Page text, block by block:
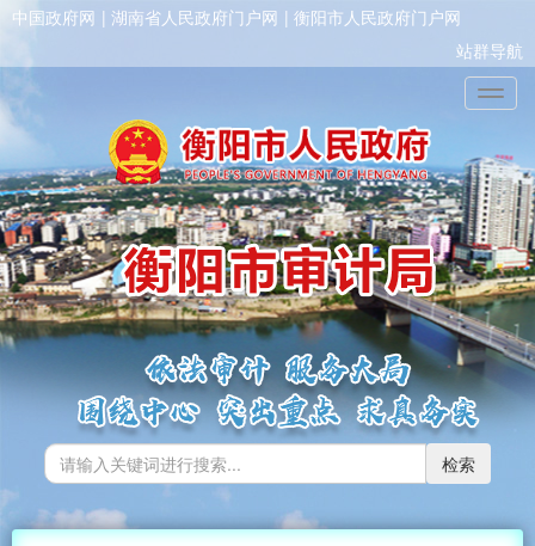
中国政府网 湖南省人民政府门户网
衡阳市人民政府门户网
站群导航
检索